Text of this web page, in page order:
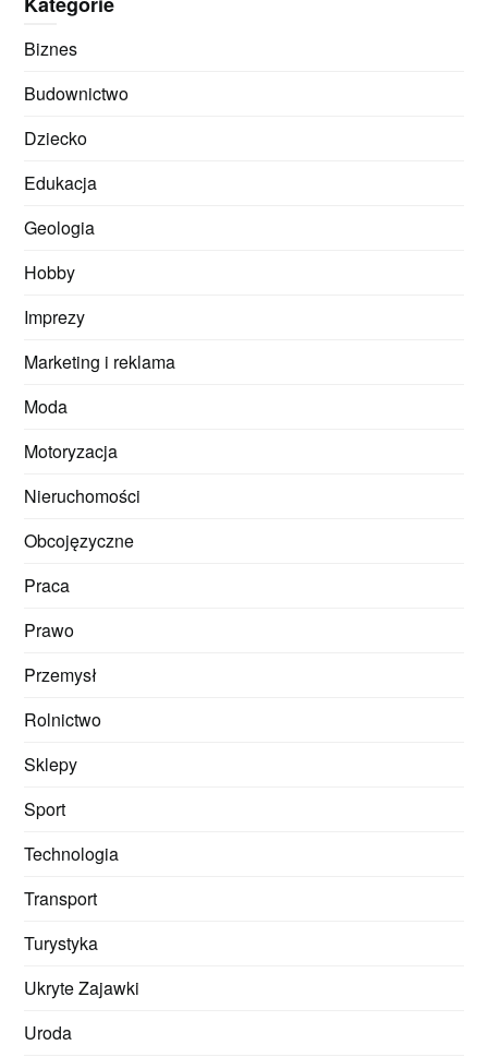
Biznes
Budownictwo
Dziecko
Edukacja
Geologia
Hobby
Imprezy
Marketing i reklama
Moda
Motoryzacja
Nieruchomości
Obcojęzyczne
Praca
Prawo
Przemysł
Rolnictwo
Sklepy
Sport
Technologia
Transport
Turystyka
Ukryte Zajawki
Uroda